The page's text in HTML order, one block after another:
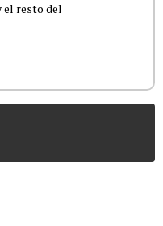
el resto del